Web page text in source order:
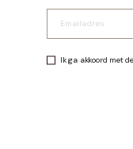
Ik ga akkoord met